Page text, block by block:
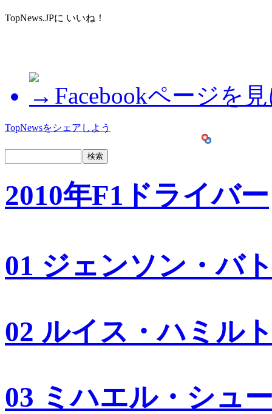
TopNews.JPに いいね！
Facebookページを
TopNewsをシェアしよう
2010年F1ドライバー
01 ジェンソン・バ
02 ルイス・ハミル
03 ミハエル・シュ